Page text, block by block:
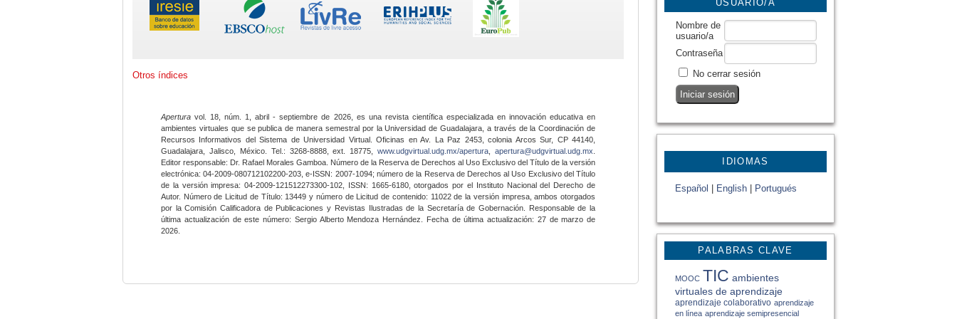
USUARIO/A
Nombre de
usuario/a
Contraseña
No cerrar sesión
IDIOMAS
Español English Portugués
PALABRAS CLAVE
MOOC TIC ambientes
virtuales de aprendizaje
aprendizaje colaborativo aprendizaje
en línea aprendizaje semipresencial
Otros índices
Apertura vol. 18, núm. 1, abril - septiembre de 2026, es una revista científica especializada en innovación educativa en
ambientes virtuales que se publica de manera semestral por la Universidad de Guadalajara, a través de la Coordinación de
Recursos Informativos del Sistema de Universidad Virtual. Oficinas en Av. La Paz 2453, colonia Arcos Sur, CP 44140,
Guadalajara, Jalisco, México. Tel.: 3268-8888, ext. 18775,www.udgvirtual.udg.mx/apertura apertura@udgvirtual.udg.mx
Editor responsable: Dr. Rafael Morales Gamboa. Número de la Reserva de Derechos al Uso Exclusivo del Título de la versión
electrónica: 04-2009-080712102200-203, e-ISSN: 2007-1094; número de la Reserva de Derechos al Uso Exclusivo del Título
de la versión impresa: 04-2009-121512273300-102, ISSN: 1665-6180, otorgados por el Instituto Nacional del Derecho de
Autor. Número de Licitud de Título: 13449 y número de Licitud de contenido: 11022 de la versión impresa, ambos otorgados
por la Comisión Calificadora de Publicaciones y Revistas Ilustradas de la Secretaría de Gobernación. Responsable de la
última actualización de este número: Sergio Alberto Mendoza Hernández. Fecha de última actualización: 27 de marzo de
2026.